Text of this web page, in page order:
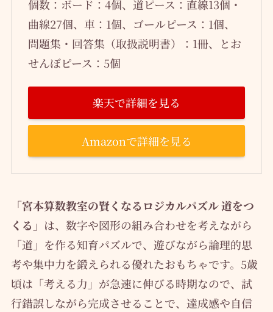
個数：ボード：4個、道ピース：直線13個・
曲線27個、車：1個、ゴールピース：1個、
問題集・回答集（取扱説明書）：1冊、とお
せんぼピース：5個
楽天で詳細を見る
Amazonで詳細を見る
「宮本算数教室の賢くなるロジカルパズル 道をつ
くる」 は、数字や図形の組み合わせを考えながら
「道」を作る知育パズルで、遊びながら論理的思
考や集中力を鍛えられる優れたおもちゃです。5歳
頃は「考える力」が急速に伸びる時期なので、試
行錯誤しながら完成させることで、達成感や自信